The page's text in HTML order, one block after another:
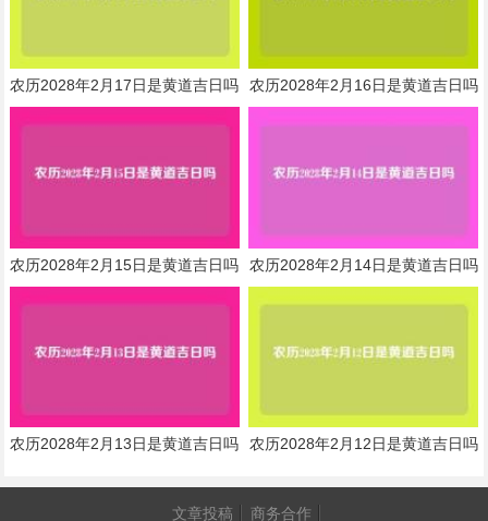
农历2028年2月17日是黄道吉日吗 农历2028年2月16日是黄道吉日吗
农历2028年2月15日是黄道吉日吗 农历2028年2月14日是黄道吉日吗
农历2028年2月13日是黄道吉日吗 农历2028年2月12日是黄道吉日吗
文章投稿 商务合作